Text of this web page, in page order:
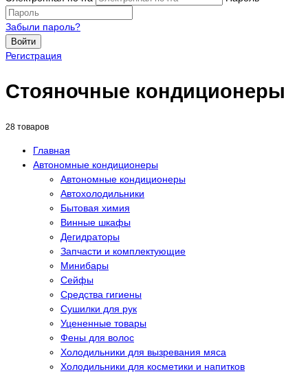
Забыли пароль?
Войти
Регистрация
Стояночные кондиционеры
28 товаров
Главная
Автономные кондиционеры
Автономные кондиционеры
Автохолодильники
Бытовая химия
Винные шкафы
Дегидраторы
Запчасти и комплектующие
Минибары
Сейфы
Средства гигиены
Сушилки для рук
Уцененные товары
Фены для волос
Холодильники для вызревания мяса
Холодильники для косметики и напитков